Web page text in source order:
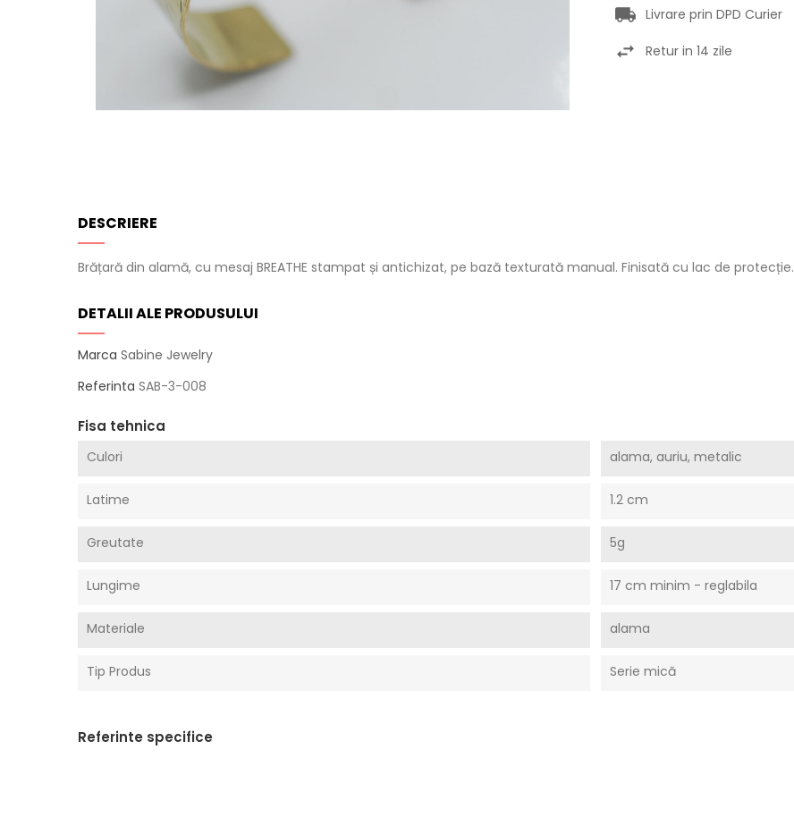
Livrare prin DPD Curier
Retur in 14 zile
DESCRIERE
Brățară din alamă, cu mesaj BREATHE stampat și antichizat, pe bază texturată manual. Finisată cu lac de protecție.
DETALII ALE PRODUSULUI
Marca Sabine Jewelry
Referinta SAB-3-008
Fisa tehnica
Culori alama, auriu, metalic
Latime 1.2 cm
Greutate 5g
Lungime 17 cm minim - reglabila
Materiale alama
Tip Produs Serie mică
Referinte specifice